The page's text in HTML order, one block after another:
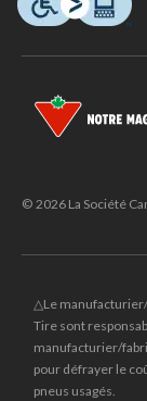
© 2026 La Société
△Le
Tire sont
manufacturier/
pour défrayer le
pneus usagés.